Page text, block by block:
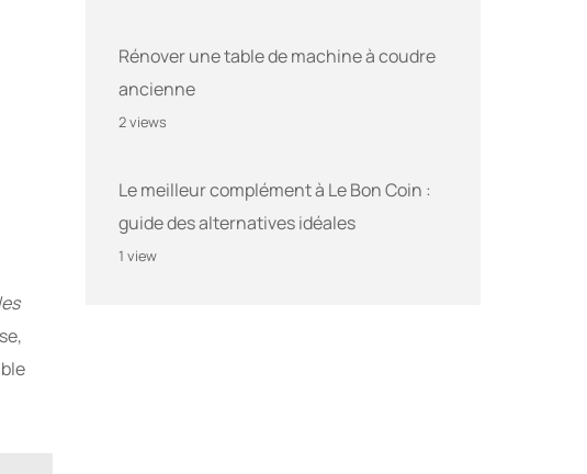
Rénover une table de machine à coudre
ancienne
2 views
Le meilleur complément à Le Bon Coin :
guide des alternatives idéales
1 view